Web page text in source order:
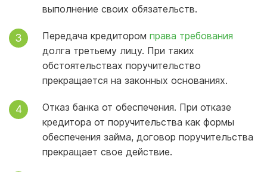
выполнение своих обязательств.
Передача кредитором права требования
долга третьему лицу. При таких
обстоятельствах поручительство
прекращается на законных основаниях.
Отказ банка от обеспечения. При отказе
кредитора от поручительства как формы
обеспечения займа, договор поручительства
прекращает свое действие.